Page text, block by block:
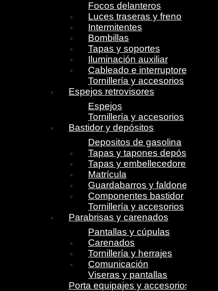
Focos delanteros
Luces traseras y freno
Intermitentes
Bombillas
Tapas y soportes
Iluminación auxiliar
Cableado e interruptores
Tornillería y accesorios
Espejos retrovisores
Espejos
Tornillería y accesorios
Bastidor y depósitos
Depositos de gasolina
Tapas y tapones depósito
Tapas y embellecedores
Matrícula
Guardabarros y faldones
Componentes bastidor
Tornillería y accesorios
Parabrisas y carenados
Pantallas y cúpulas
Carenados
Tornillería y herrajes
Comunicación
Viseras y pantallas
Porta equipajes y accesorios